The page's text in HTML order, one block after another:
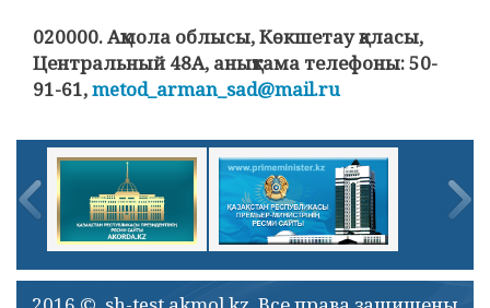
020000. Ақмола облысы, Көкшетау қаласы,
Центральный 48А, анықтама телефоны: 50-
91-61,metod_arman_sad@mail.ru